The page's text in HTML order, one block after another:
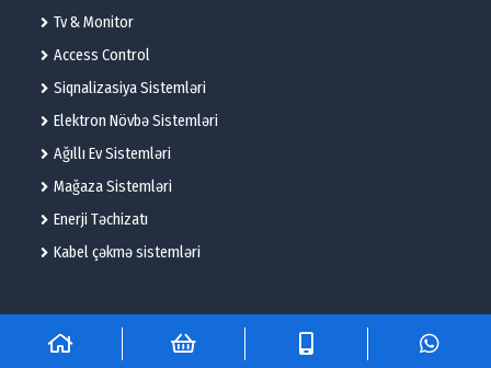
Tv & Monitor
Access Control
Siqnalizasiya Sistemləri
Elektron Növbə Sistemləri
Ağıllı Ev Sistemləri
Mağaza Sistemləri
Enerji Təchizatı
Kabel çəkmə sistemləri
© 2025 – Flame Technologies